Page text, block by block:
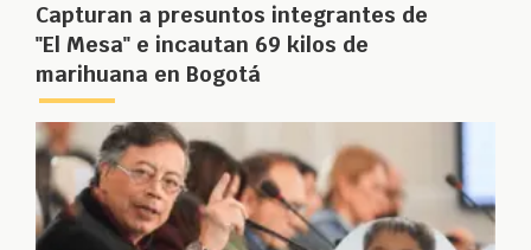
Capturan a presuntos integrantes de
"El Mesa" e incautan 69 kilos de
marihuana en Bogotá